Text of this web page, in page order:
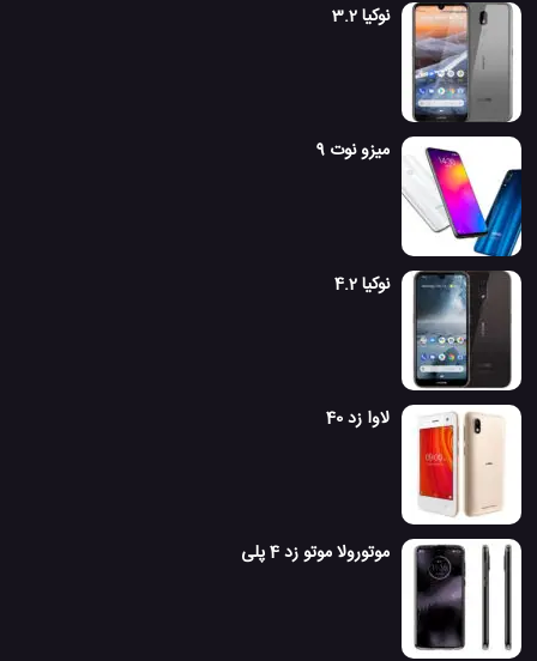
نوکیا 3.2
میزو نوت 9
نوکیا 4.2
لاوا زد 40
موتورولا موتو زد 4 پلی